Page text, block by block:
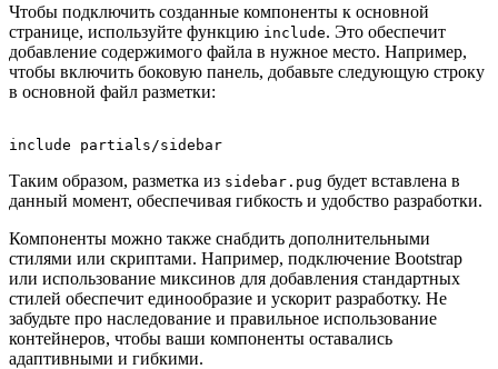
Чтобы подключить созданные компоненты к основной
странице, используйте функцию include. Это обеспечит
добавление содержимого файла в нужное место. Например,
чтобы включить боковую панель, добавьте следующую строку
в основной файл разметки:
Таким образом, разметка из sidebar.pug будет вставлена в
данный момент, обеспечивая гибкость и удобство разработки.
Компоненты можно также снабдить дополнительными
стилями или скриптами. Например, подключение Bootstrap
или использование миксинов для добавления стандартных
стилей обеспечит единообразие и ускорит разработку. Не
забудьте про наследование и правильное использование
контейнеров, чтобы ваши компоненты оставались
адаптивными и гибкими.